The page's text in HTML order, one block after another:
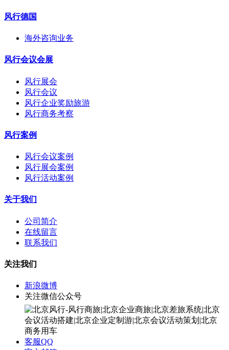
风行德国
海外咨询业务
风行会议会展
风行展会
风行会议
风行企业奖励旅游
风行商务考察
风行案例
风行会议案例
风行展会案例
风行活动案例
关于我们
公司简介
在线留言
联系我们
关注我们
新浪微博
关注微信公众号
客服QQ